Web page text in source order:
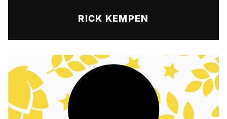
RICK KEMPEN